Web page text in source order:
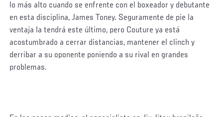
lo más alto cuando se enfrente con el boxeador y debutante
en esta disciplina, James Toney. Seguramente de pie la
ventaja la tendrá este último, pero Couture ya está
acostumbrado a cerrar distancias, mantener el clinch y
derribar a su oponente poniendo a su rival en grandes
problemas.